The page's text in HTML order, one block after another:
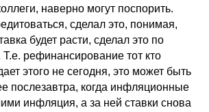
наверно могут поспорить.
сделал это, понимая,
будет расти, сделал это по
рефинансирование тот кто
этого не сегодня, это может быть
послезавтра, когда инфляционные
инфляция, а за ней ставки снова